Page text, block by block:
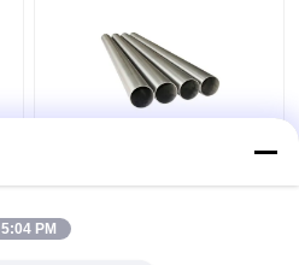
inoxidable pulido
brillante superficial
304 de Inox 316L
5:04 PM